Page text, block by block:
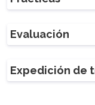
Evaluación
Expedición de